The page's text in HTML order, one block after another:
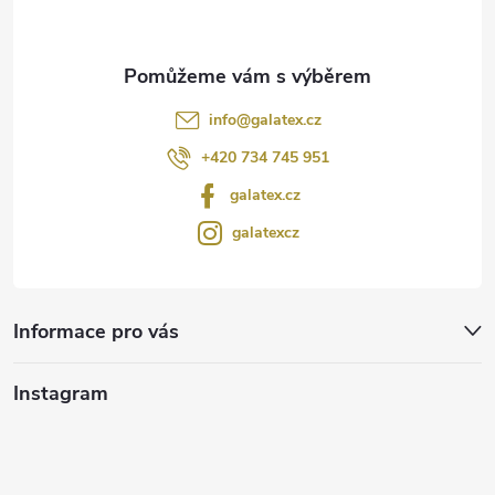
info@galatex.cz
+420 734 745 951
galatex.cz
galatexcz
Informace pro vás
Instagram